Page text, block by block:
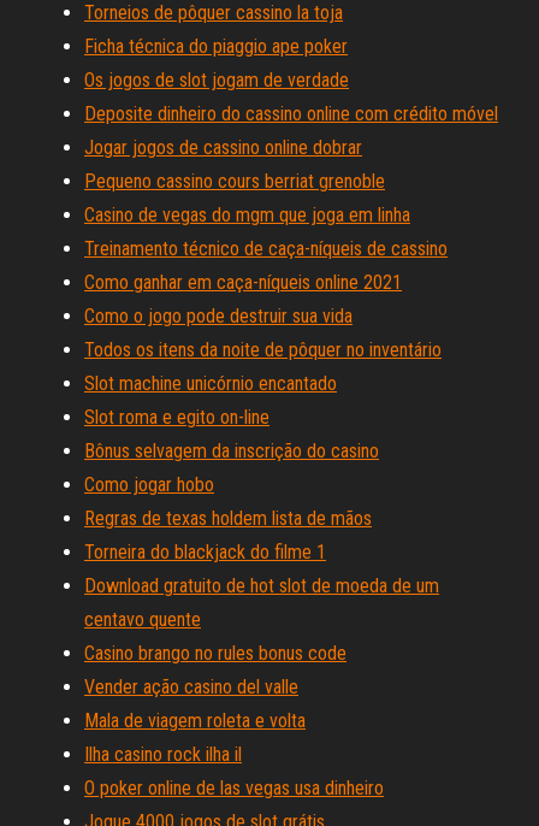
Torneios de pôquer cassino la toja
Ficha técnica do piaggio ape poker
Os jogos de slot jogam de verdade
Deposite dinheiro do cassino online com crédito móvel
Jogar jogos de cassino online dobrar
Pequeno cassino cours berriat grenoble
Casino de vegas do mgm que joga em linha
Treinamento técnico de caça-níqueis de cassino
Como ganhar em caça-níqueis online 2021
Como o jogo pode destruir sua vida
Todos os itens da noite de pôquer no inventário
Slot machine unicórnio encantado
Slot roma e egito on-line
Bônus selvagem da inscrição do casino
Como jogar hobo
Regras de texas holdem lista de mãos
Torneira do blackjack do filme 1
Download gratuito de hot slot de moeda de um
centavo quente
Casino brango no rules bonus code
Vender ação casino del valle
Mala de viagem roleta e volta
Ilha casino rock ilha il
O poker online de las vegas usa dinheiro